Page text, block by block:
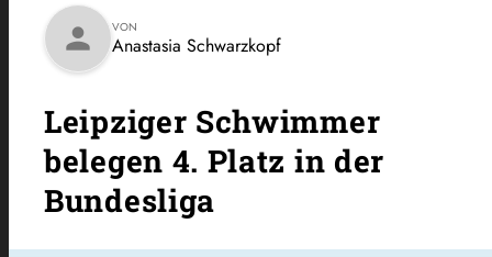
person VON
Anastasia Schwarzkopf
Leipziger Schwimmer
belegen 4. Platz in der
Bundesliga